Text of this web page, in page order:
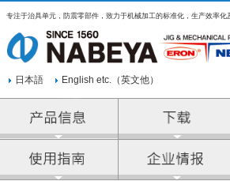
专注于治具单元，防震零部件，致力于机械加工的标准化，生产效率化
日本語 English etc.（英文他）